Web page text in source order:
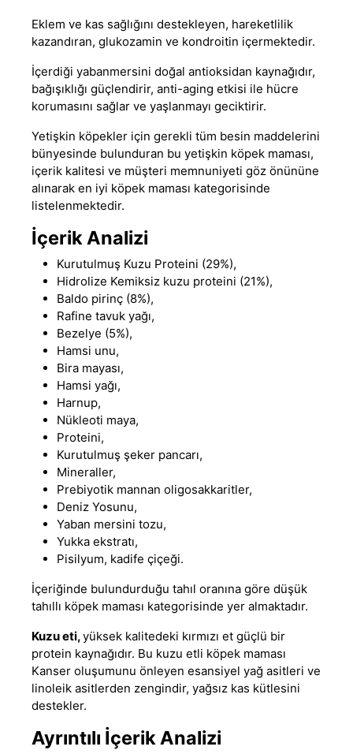
Eklem ve kas sağlığını destekleyen, hareketlilik
kazandıran, glukozamin ve kondroitin içermektedir.
İçerdiği yabanmersini doğal antioksidan kaynağıdır,
bağışıklığı güçlendirir, anti-aging etkisi ile hücre
korumasını sağlar ve yaşlanmayı geciktirir.
Yetişkin köpekler için gerekli tüm besin maddelerini
bünyesinde bulunduran bu yetişkin köpek maması,
içerik kalitesi ve müşteri memnuniyeti göz önününe
alınarak en iyi köpek maması kategorisinde
listelenmektedir.
İçerik Analizi
Kurutulmuş Kuzu Proteini (29%),
Hidrolize Kemiksiz kuzu proteini (21%),
Baldo pirinç (8%),
Rafine tavuk yağı,
Bezelye (5%),
Hamsi unu,
Bira mayası,
Hamsi yağı,
Harnup,
Nükleoti maya,
Proteini,
Kurutulmuş şeker pancarı,
Mineraller,
Prebiyotik mannan oligosakkaritler,
Deniz Yosunu,
Yaban mersini tozu,
Yukka ekstratı,
Pisilyum, kadife çiçeği.
İçeriğinde bulundurduğu tahıl oranına göre düşük
tahıllı köpek maması kategorisinde yer almaktadır.
Kuzu eti,yüksek kalitedeki kırmızı et güçlü bir
protein kaynağıdır. Bu kuzu etli köpek maması
Kanser oluşumunu önleyen esansiyel yağ asitleri ve
linoleik asitlerden zengindir, yağsız kas kütlesini
destekler.
Ayrıntılı İçerik Analizi